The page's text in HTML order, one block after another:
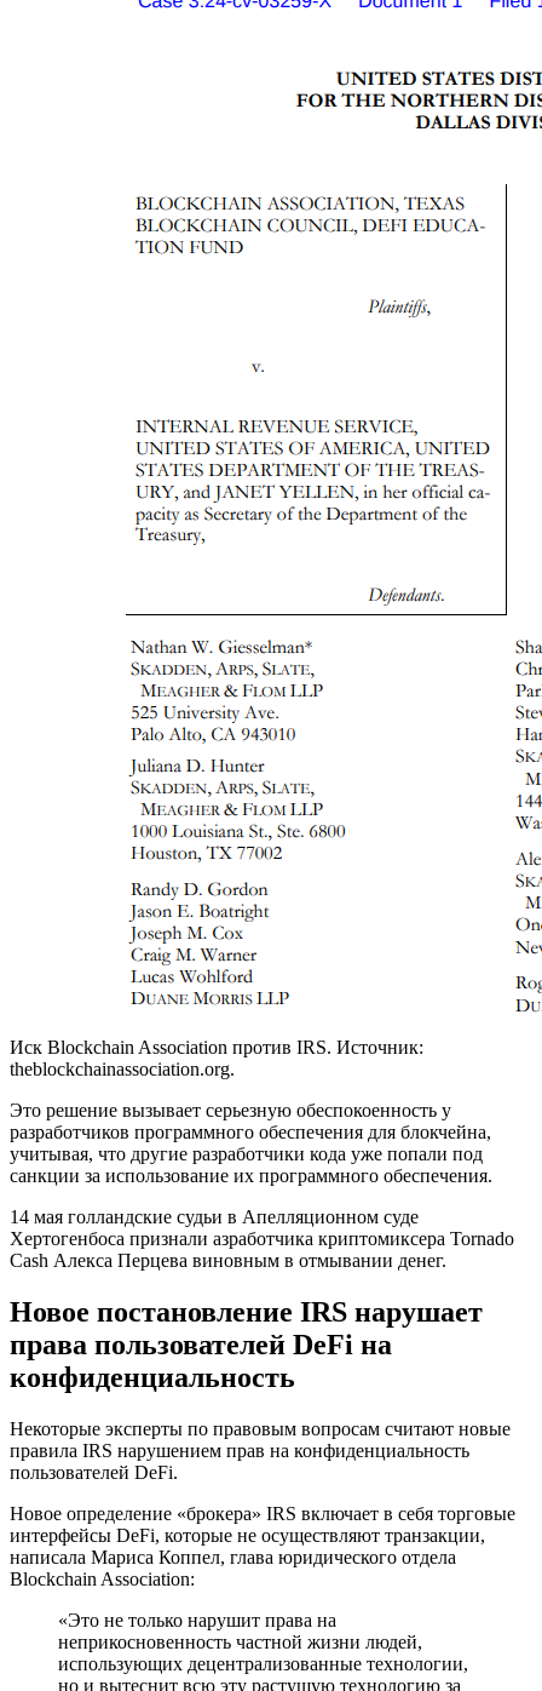
Иск Blockchain Association против IRS. Источник:
theblockchainassociation.org.
Это решение вызывает серьезную обеспокоенность у
разработчиков программного обеспечения для блокчейна,
учитывая, что другие разработчики кода уже попали под
санкции за использование их программного обеспечения.
14 мая голландские судьи в Апелляционном суде
Хертогенбоса признали азработчика криптомиксера Tornado
Cash Алекса Перцева виновным в отмывании денег.
Новое постановление IRS нарушает
права пользователей DeFi на
конфиденциальность
Некоторые эксперты по правовым вопросам считают новые
правила IRS нарушением прав на конфиденциальность
пользователей DeFi.
Новое определение «брокера» IRS включает в себя торговые
интерфейсы DeFi, которые не осуществляют транзакции,
написала Мариса Коппел, глава юридического отдела
Blockchain Association:
«Это не только нарушит права на
неприкосновенность частной жизни людей,
использующих децентрализованные технологии,
но и вытеснит всю эту растущую технологию за